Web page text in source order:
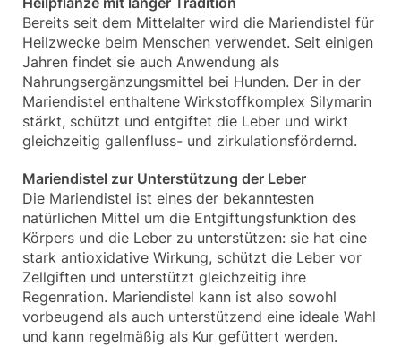
Bereits seit dem Mittelalter wird die Mariendistel für
Heilzwecke beim Menschen verwendet. Seit einigen
Jahren findet sie auch Anwendung als
Nahrungsergänzungsmittel bei Hunden. Der in der
Mariendistel enthaltene Wirkstoffkomplex Silymarin
stärkt, schützt und entgiftet die Leber und wirkt
gleichzeitig gallenfluss- und zirkulationsfördernd.
Mariendistel zur Unterstützung der Leber
Die Mariendistel ist eines der bekanntesten
natürlichen Mittel um die Entgiftungsfunktion des
Körpers und die Leber zu unterstützen: sie hat eine
stark antioxidative Wirkung, schützt die Leber vor
Zellgiften und unterstützt gleichzeitig ihre
Regenration. Mariendistel kann ist also sowohl
vorbeugend als auch unterstützend eine ideale Wahl
und kann regelmäßig als Kur gefüttert werden.